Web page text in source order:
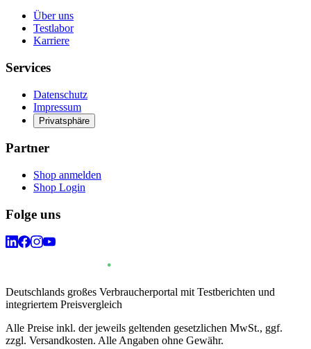
Über uns
Testlabor
Karriere
Services
Datenschutz
Impressum
Privatsphäre
Partner
Shop anmelden
Shop Login
Folge uns
Deutschlands großes Verbraucherportal mit Testberichten und
integriertem Preisvergleich
Alle Preise inkl. der jeweils geltenden gesetzlichen MwSt., ggf.
zzgl. Versandkosten. Alle Angaben ohne Gewähr.